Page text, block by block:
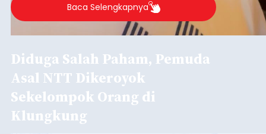
Baca Selengkapnya
Diduga Salah Paham, Pemuda
Asal NTT Dikeroyok
Sekelompok Orang di
Klungkung